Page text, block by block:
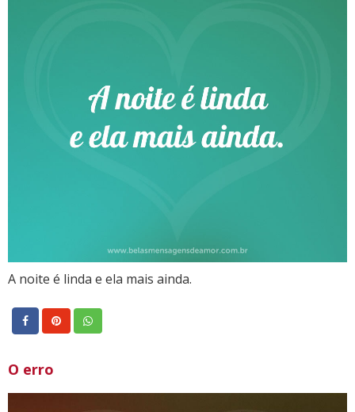
A noite é linda e ela mais ainda.
O erro